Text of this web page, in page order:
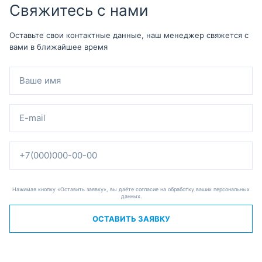
Свяжитесь с нами
Оставьте свои контактные данные, наш менеджер свяжется с
вами в ближайшее время
Нажимая кнопку «Оставить заявку», вы даёте согласие на обработку ваших персональных
данных.
ОСТАВИТЬ ЗАЯВКУ